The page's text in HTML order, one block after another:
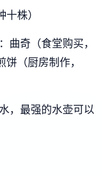
株）
曲奇（食堂购买，
（厨房制作，
，最强的水壶可以